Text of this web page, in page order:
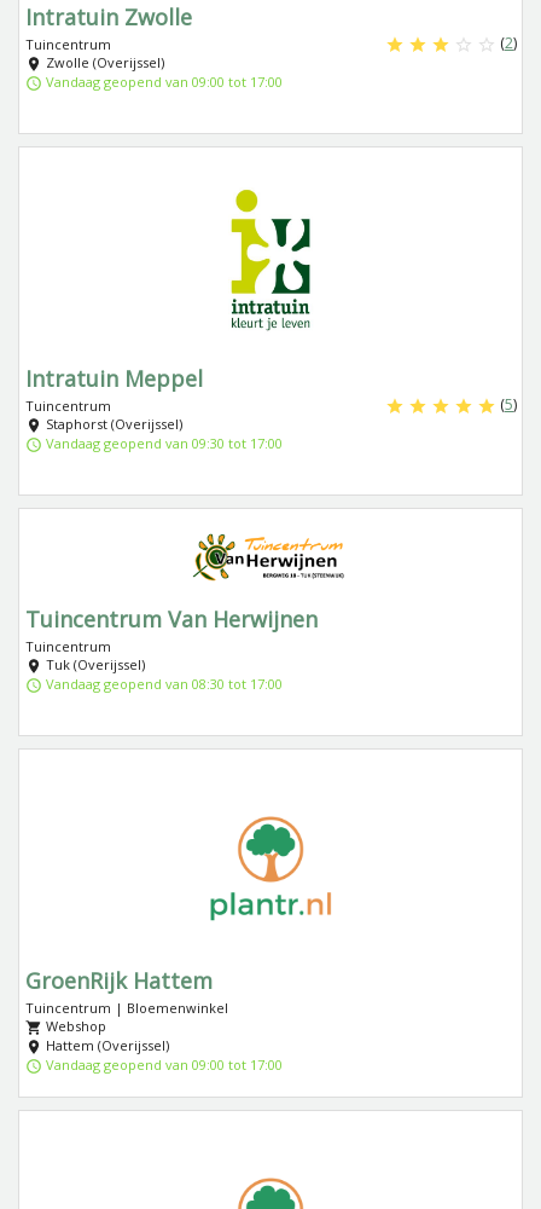
Intratuin Zwolle
(2)
Tuincentrum
Zwolle (Overijssel)
Vandaag geopend van 09:00 tot 17:00
Intratuin Meppel
(5)
Tuincentrum
Staphorst (Overijssel)
Vandaag geopend van 09:30 tot 17:00
Tuincentrum Van Herwijnen
Tuincentrum
Tuk (Overijssel)
Vandaag geopend van 08:30 tot 17:00
GroenRijk Hattem
Tuincentrum | Bloemenwinkel
Webshop
Hattem (Overijssel)
Vandaag geopend van 09:00 tot 17:00